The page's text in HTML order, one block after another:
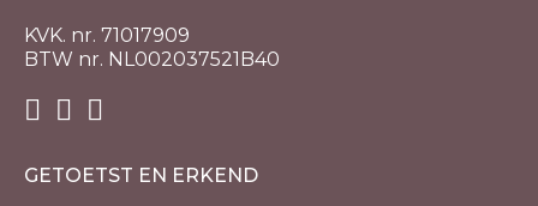
KVK. nr. 71017909
BTW nr. NL002037521B40
GETOETST EN ERKEND